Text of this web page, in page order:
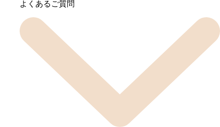
よくあるご質問